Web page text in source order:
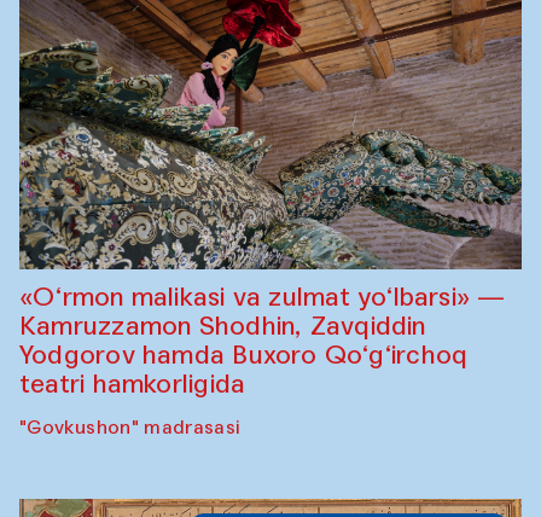
«O‘rmon malikasi va zulmat yo‘lbarsi» —
Kamruzzamon Shodhin, Zavqiddin
Yodgorov hamda Buxoro Qo‘g‘irchoq
teatri hamkorligida
"Govkushon" madrasasi